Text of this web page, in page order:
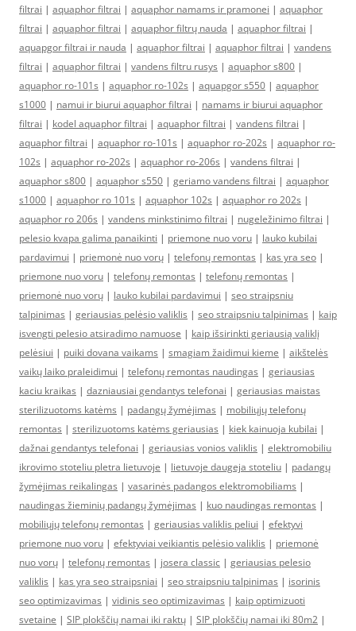
filtrai | aquaphor filtrai | aquaphor namams ir pramonei | aquaphor
filtrai | aquaphor filtrai | aquaphor filtrų nauda | aquaphor filtrai |
aquapgor filtrai ir nauda | aquaphor filtrai | aquaphor filtrai | vandens
filtrai | aquaphor filtrai | vandens filtru rusys | aquaphor s800 |
aquaphor ro-101s | aquaphor ro-102s | aquapgor s550 | aquaphor
s1000 | namui ir biurui aquaphor filtrai | namams ir biurui aquaphor
filtrai | kodel aquaphor filtrai | aquaphor filtrai | vandens filtrai |
aquaphor filtrai | aquaphor ro-101s | aquaphor ro-202s | aquaphor ro-
102s | aquaphor ro-202s | aquaphor ro-206s | vandens filtrai |
aquaphor s800 | aquaphor s550 | geriamo vandens filtrai | aquaphor
s1000 | aquaphor ro 101s | aquaphor 102s | aquaphor ro 202s |
aquaphor ro 206s | vandens minkstinimo filtrai | nugeležinimo filtrai |
pelesio kvapa galima panaikinti | priemone nuo voru | lauko kubilai
pardavimui | priemonė nuo vorų | telefonų remontas | kas yra seo |
priemone nuo voru | telefonų remontas | telefonų remontas |
priemonė nuo vorų | lauko kubilai pardavimui | seo straipsniu
talpinimas | geriausias pelėsio valiklis | seo straipsniu talpinimas | kaip
isvengti pelesio atsiradimo namuose | kaip išsirinkti geriausią valiklį
pelėsiui | puiki dovana vaikams | smagiam žaidimui kieme | aikštelės
vaikų laiko praleidimui | telefonų remontas naudingas | geriausias
kaciu kraikas | dazniausiai gendantys telefonai | geriausias maistas
sterilizuotoms katėms | padangų žymėjimas | mobiliųjų telefonų
remontas | sterilizuotoms katėms geriausias | kiek kainuoja kubilai |
dažnai gendantys telefonai | geriausias vonios valiklis | elektromobiliu
ikrovimo stoteliu pletra lietuvoje | lietuvoje daugeja stoteliu | padangų
žymėjimas reikalingas | vasarinės padangos elektromobiliams |
naudingas žieminių padangų žymėjimas | kuo naudingas remontas |
mobiliųjų telefonų remontas | geriausias valiklis peliui | efektyvi
priemone nuo voru | efektyviai veikiantis pelėsio valiklis | priemonė
nuo vorų | telefonų remontas | josera classic | geriausias pelesio
valiklis | kas yra seo straipsniai | seo straipsniu talpinimas | isorinis
seo optimizavimas | vidinis seo optimizavimas | kaip optimizuoti
svetaine | SIP plokščių namai iki raktų | SIP plokščių namai iki 80m2 |